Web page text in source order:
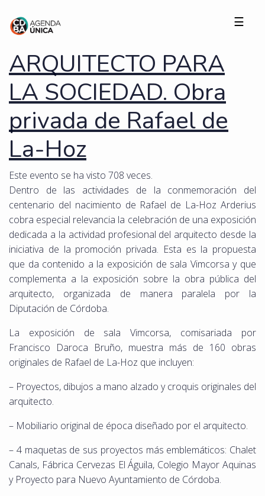
☰
ARQUITECTO PARA
LA SOCIEDAD. Obra
privada de Rafael de
La-Hoz
Este evento se ha visto 708 veces.
Dentro de las actividades de la conmemoración del
centenario del nacimiento de Rafael de La-Hoz Arderius
cobra especial relevancia la celebración de una exposición
dedicada a la actividad profesional del arquitecto desde la
iniciativa de la promoción privada. Esta es la propuesta
que da contenido a la exposición de sala Vimcorsa y que
complementa a la exposición sobre la obra pública del
arquitecto, organizada de manera paralela por la
Diputación de Córdoba.
La exposición de sala Vimcorsa, comisariada por
Francisco Daroca Bruño, muestra más de 160 obras
originales de Rafael de La-Hoz que incluyen:
– Proyectos, dibujos a mano alzado y croquis originales del
arquitecto.
– Mobiliario original de época diseñado por el arquitecto.
– 4 maquetas de sus proyectos más emblemáticos: Chalet
Canals, Fábrica Cervezas El Águila, Colegio Mayor Aquinas
y Proyecto para Nuevo Ayuntamiento de Córdoba.